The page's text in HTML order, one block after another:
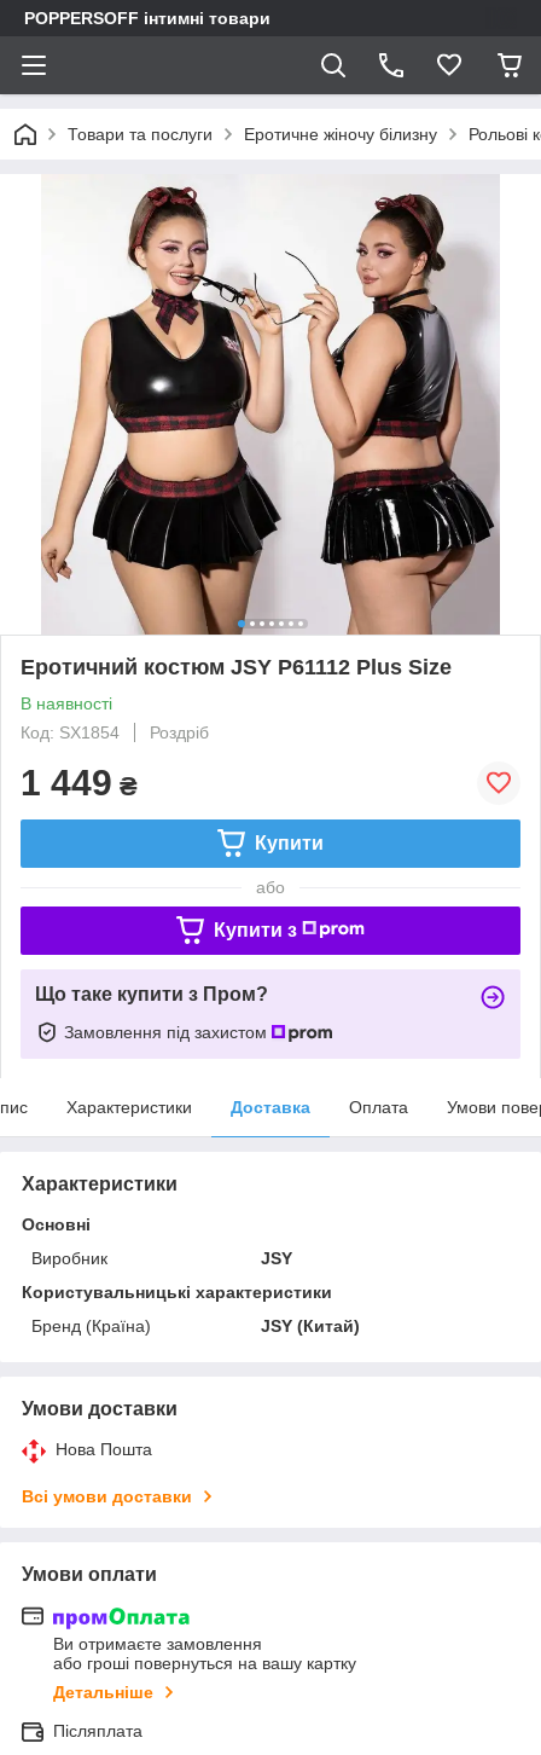
POPPERSOFF інтимні товари
Товари та послуги Еротичне жіночу білизну Рольові
Еротичний костюм JSY P61112 Plus Size
В наявності
Код: SX1854
Роздріб
1 449 ₴
Купити
або
Купити з
Що таке купити з Пром?
Замовлення під захистом
Характеристики Доставка Оплата Умови
Характеристики
Основні
Виробник
JSY
Користувальницькі характеристики
Бренд (Країна)
JSY (Китай)
Умови доставки
Нова Пошта
Всі умови доставки
Умови оплати
Ви отримаєте замовлення
або гроші повернуться на вашу картку
Детальніше
Післяплата